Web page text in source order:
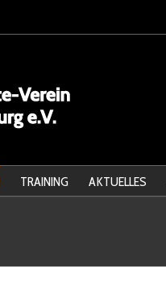
TRAINING AKTUELLES